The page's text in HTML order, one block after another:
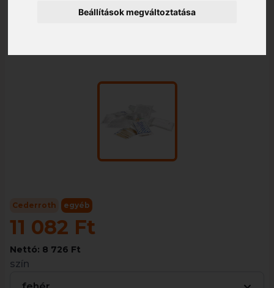
Beállítások megváltoztatása
Cederroth egyéb
11 082 Ft
Nettó: 8 726 Ft
szín